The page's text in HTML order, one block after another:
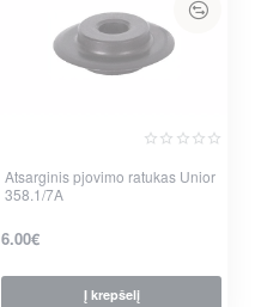
Atsarginis pjovimo ratukas Unior
358.1/7A
6.00€
Į krepšelį